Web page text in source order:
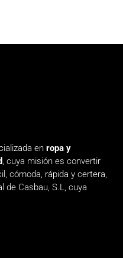
enropa y
, cuya misión es convertir
cómoda, rápida y certera,
de Casbau, S.L, cuya